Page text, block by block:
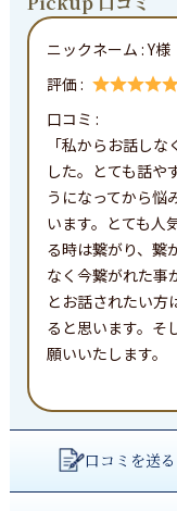
ニックネーム :Y様
評価 :
口コミ :
「私からお話し
した。とても話や
うになってから悩
います。とても人
る時は繋がり、繋
なく今繋がれた事
とお話されたい方
ると思います。そ
願いいたします。
口コミを送る